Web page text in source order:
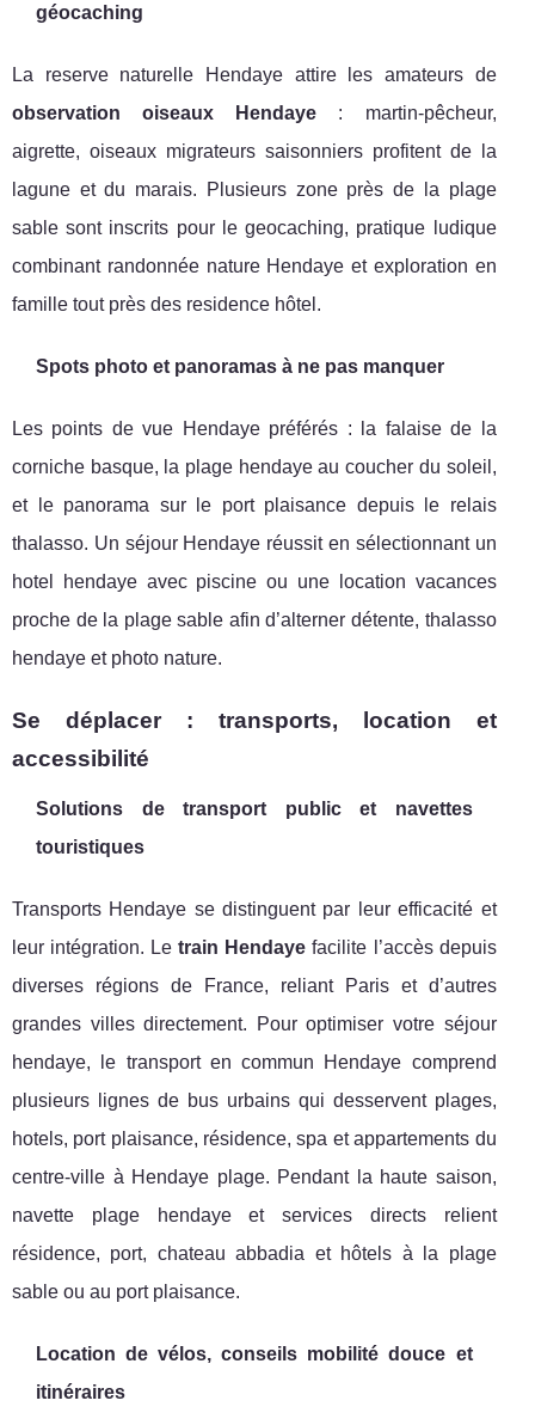
géocaching
La reserve naturelle Hendaye attire les amateurs de
observation oiseaux Hendaye : martin-pêcheur,
aigrette, oiseaux migrateurs saisonniers profitent de la
lagune et du marais. Plusieurs zone près de la plage
sable sont inscrits pour le geocaching, pratique ludique
combinant randonnée nature Hendaye et exploration en
famille tout près des residence hôtel.
Spots photo et panoramas à ne pas manquer
Les points de vue Hendaye préférés : la falaise de la
corniche basque, la plage hendaye au coucher du soleil,
et le panorama sur le port plaisance depuis le relais
thalasso. Un séjour Hendaye réussit en sélectionnant un
hotel hendaye avec piscine ou une location vacances
proche de la plage sable afin d’alterner détente, thalasso
hendaye et photo nature.
Se déplacer : transports, location et
accessibilité
Solutions de transport public et navettes
touristiques
Transports Hendaye se distinguent par leur efficacité et
leur intégration. Letrain Hendaye facilite l’accès depuis
diverses régions de France, reliant Paris et d’autres
grandes villes directement. Pour optimiser votre séjour
hendaye, le transport en commun Hendaye comprend
plusieurs lignes de bus urbains qui desservent plages,
hotels, port plaisance, résidence, spa et appartements du
centre-ville à Hendaye plage. Pendant la haute saison,
navette plage hendaye et services directs relient
résidence, port, chateau abbadia et hôtels à la plage
sable ou au port plaisance.
Location de vélos, conseils mobilité douce et
itinéraires